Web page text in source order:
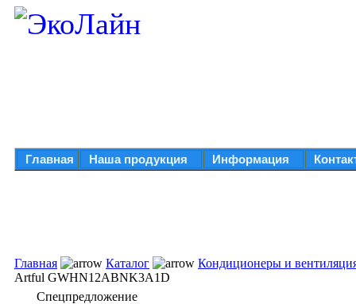
Главная Наша продукция Информация
Главная Каталог
Кондиционеры и
Artful GWHN12ABNK3A1D
Спецпредложение